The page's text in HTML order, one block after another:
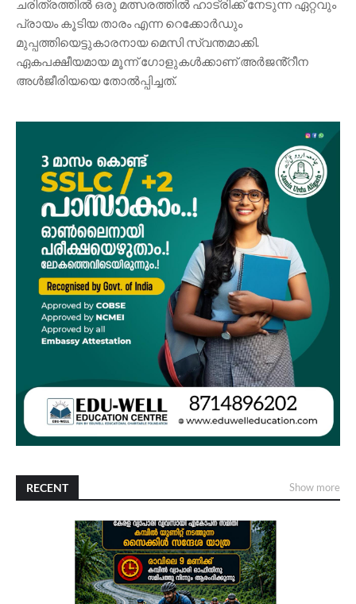
ചരിത്രത്തിൽ ഒരു മത്സരത്തിൽ ഹാട്രിക്ക് നേടുന്ന ഏറ്റവും
പ്രായം കൂടിയ താരം എന്ന റെക്കോർഡും
മുപ്പത്തിയെട്ടുകാരനായ മെസി സ്വന്തമാക്കി.
ഏകപക്ഷീയമായ മൂന്ന് ഗോളുകൾക്കാണ് അർജൻ്റീന
അൾജീരിയയെ തോൽപ്പിച്ചത്.
RECENT Show more